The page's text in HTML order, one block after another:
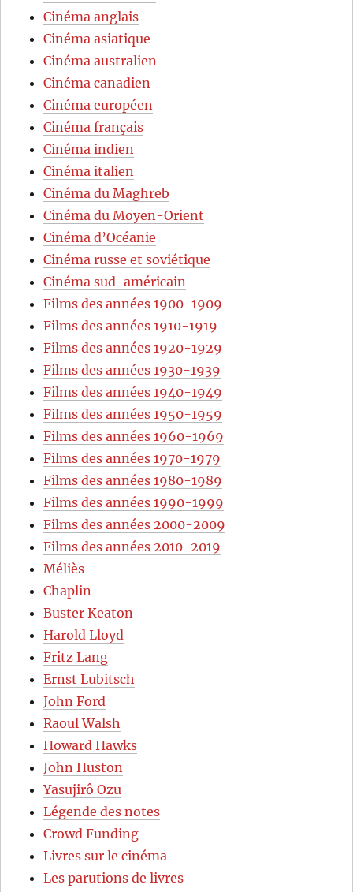
Cinéma anglais
Cinéma asiatique
Cinéma australien
Cinéma canadien
Cinéma européen
Cinéma français
Cinéma indien
Cinéma italien
Cinéma du Maghreb
Cinéma du Moyen-Orient
Cinéma d’Océanie
Cinéma russe et soviétique
Cinéma sud-américain
Films des années 1900-1909
Films des années 1910-1919
Films des années 1920-1929
Films des années 1930-1939
Films des années 1940-1949
Films des années 1950-1959
Films des années 1960-1969
Films des années 1970-1979
Films des années 1980-1989
Films des années 1990-1999
Films des années 2000-2009
Films des années 2010-2019
Méliès
Chaplin
Buster Keaton
Harold Lloyd
Fritz Lang
Ernst Lubitsch
John Ford
Raoul Walsh
Howard Hawks
John Huston
Yasujirô Ozu
Légende des notes
Crowd Funding
Livres sur le cinéma
Les parutions de livres